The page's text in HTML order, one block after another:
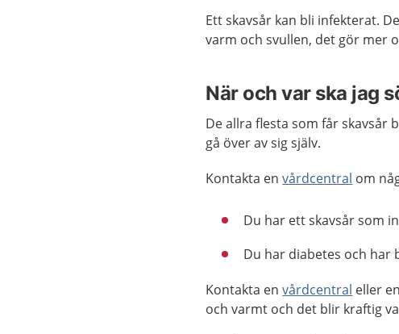
Ett skavsår kan bli infekterat.
varm och svullen, det gör mer
När och var ska jag
De allra flesta som får skavsår
gå över av sig själv.
Kontakta envårdcentral om
Du har ett skavsår som
Du har diabetes och har
Kontakta envårdcentral eller en
och varmt och det blir kraftig